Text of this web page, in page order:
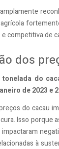
competitiva de
dos
tonelada do
de 2023 e
do cacau
Isso porque
à